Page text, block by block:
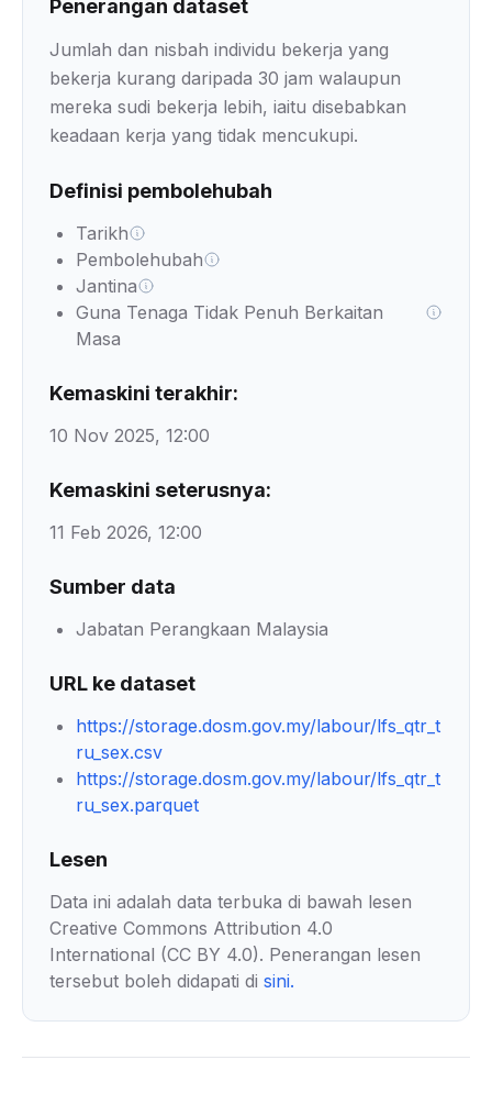
Penerangan dataset
Jumlah dan nisbah individu bekerja yang
bekerja kurang daripada 30 jam walaupun
mereka sudi bekerja lebih, iaitu disebabkan
keadaan kerja yang tidak mencukupi.
Definisi pembolehubah
Tarikh
Pembolehubah
Jantina
Guna Tenaga Tidak Penuh Berkaitan
Masa
Kemaskini terakhir:
10 Nov 2025, 12:00
Kemaskini seterusnya:
11 Feb 2026, 12:00
Sumber data
Jabatan Perangkaan Malaysia
URL ke dataset
https://storage.dosm.gov.my/labour/lfs_qtr_t
ru_sex.csv
https://storage.dosm.gov.my/labour/lfs_qtr_t
ru_sex.parquet
Lesen
Data ini adalah data terbuka di bawah lesen
Creative Commons Attribution 4.0
International (CC BY 4.0). Penerangan lesen
tersebut boleh didapati di sini.